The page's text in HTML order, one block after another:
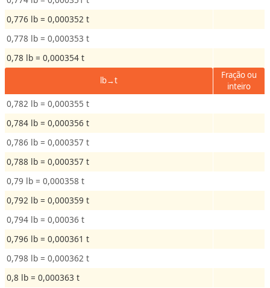
0,776 lb = 0,000352 t
0,778 lb = 0,000353 t
0,78 lb = 0,000354 t
lb→t
Fração ou
inteiro
0,782 lb = 0,000355 t
0,784 lb = 0,000356 t
0,786 lb = 0,000357 t
0,788 lb = 0,000357 t
0,79 lb = 0,000358 t
0,792 lb = 0,000359 t
0,794 lb = 0,00036 t
0,796 lb = 0,000361 t
0,798 lb = 0,000362 t
0,8 lb = 0,000363 t